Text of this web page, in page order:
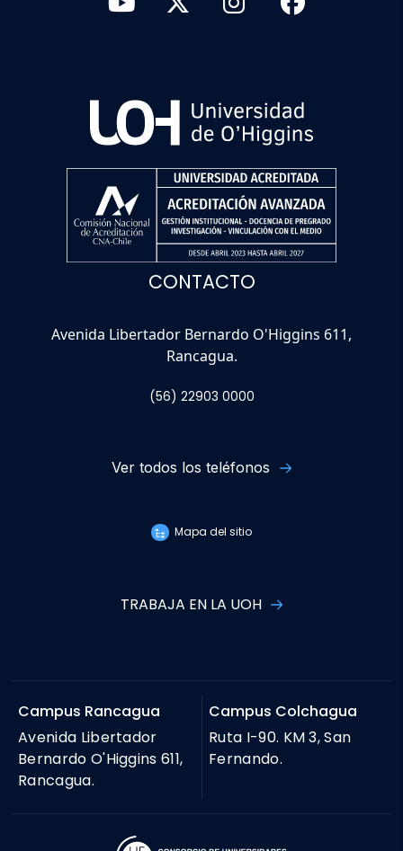
CONTACTO
Avenida Libertador Bernardo O'Higgins 611,
Rancagua.
(56) 22903 0000
Ver todos los teléfonos
Mapa del sitio
TRABAJA EN LA UOH
Campus Rancagua
Avenida Libertador
Bernardo O'Higgins 611,
Rancagua.
Campus Colchagua
Ruta I-90. KM 3, San
Fernando.